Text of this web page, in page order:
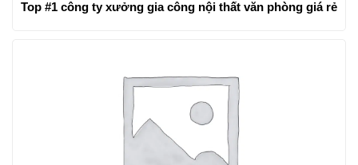
Top #1 công ty xưởng gia công nội thất văn phòng giá rẻ